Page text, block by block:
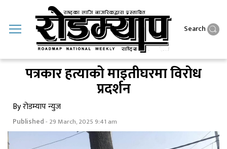
Search
पत्रकार हत्याको माइतीघरमा विराेध
प्रदर्शन
By रोडम्याप न्युज
Published- 29 March, 2025 9:41 am